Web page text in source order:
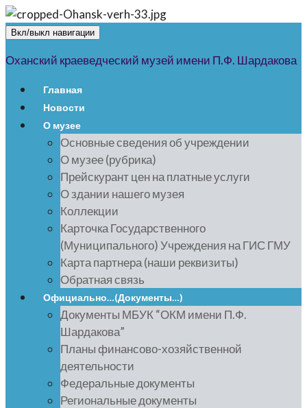
Вкл/выкл навигации
Оханский краеведческий музей имени П.Ф. Шардакова
Главная
Новости
О музее
Основные сведения об учреждении
О музее (рубрика)
Прейскурант цен на платные услуги
О здании нашего музея
Коллекции
Карточка Государственного
(Муниципального) Учреждения на ГИС ГМУ
Карта партнера (наши реквизиты)
Обратная связь
Официально…(Документы…)
Документы МБУК “ОКМ имени П.Ф.
Шардакова”
Планы финансово-хозяйственной
деятельности
Федеральные документы
Региональные документы